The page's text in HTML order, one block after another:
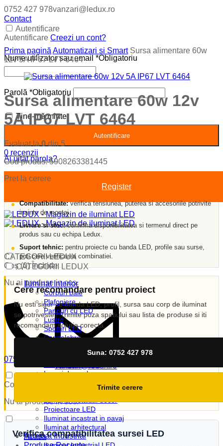
0752 427 978vanzari@ledux.ro
Contact
Autentificare
Autentificare Creezi un cont?
Nume utilizator sau email *Obligatoriu
Parolă *Obligatoriu
Ține-mă minte
Autentificare
Ai uitat parola?
Register
Coș (0)Închide
Nu ai produse in cos.
0752 427 978
vanzari@ledux.ro
00.00lei
Coș (
Nu ai produse in cos.
Acasa
CATEGORII LEDUX
CATEGORII LEDUX
Iluminat Interior
Corpuri baie
Plafoniere
Panouri cu LED
Lustre
Spoturi LED
Candelabre
Lampi de veghe
Iluminat exterior decorativ
Lampi si instalatii decor
Proiectoare LED
Iluminat incastrat in pavaj
Iluminat arhitectural
Iluminat Industrial
Prima pagină Automatizari si Smart Sursa alimentare 60w
12v 5A IP67 LVT 6464
Sursa alimentare 60w 12v
5A IP67 LVT 6464
Evaluat la0din 5
0 recenzii
Cod produs: 5908263381445
Pret la cerere
Compatibilitate:verifica tensiunea, puterea si accesoriile potrivite
inainte de montaj.
Livrare si stoc:confirma disponibilitatea si termenul direct pe
produs sau cu echipa Ledux.
Suport tehnic: pentru proiecte cu banda LED, profile sau surse,
poti cere verificarea combinatiei.
Cere recomandare pentru proiect
Nu esti sigur ce banda LED, profil, sursa sau corp de iluminat
se potriveste? Trimite poza spatiului sau lista de produse si iti
recomandam solutia corecta.
Suna: 0752 427 978
Trimite cerere
Verifica compatibilitatea sursei LED